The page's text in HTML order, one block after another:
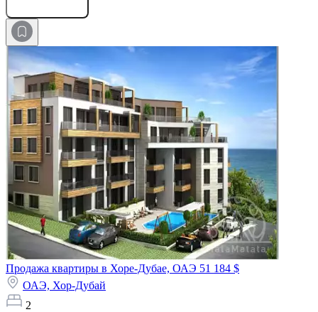
Продажа квартиры в Хоре-Дубае, ОАЭ 51 184 $
ОАЭ, Хор-Дубай
2